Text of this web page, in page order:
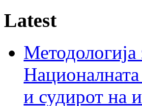
Latest
Националната
и судирот на